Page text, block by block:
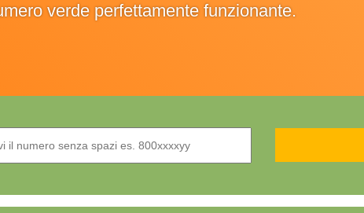
verde perfettamente funzionante.